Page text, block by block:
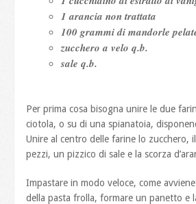
1 arancia non trattata
100 grammi di mandorle
zucchero a velo q.b.
sale q.b.
Per prima cosa bisogna unire le due
ciotola, o su di una spianatoia,
Unire al centro delle farine lo zucchero,
pezzi, un pizzico di sale e la scorza
Impastare in modo veloce, come
della pasta frolla, formare un panetto e